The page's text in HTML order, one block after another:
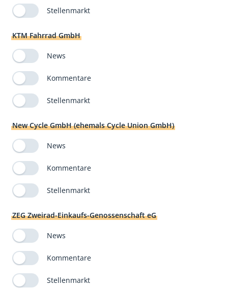
Stellenmarkt
KTM Fahrrad GmbH
News
Kommentare
Stellenmarkt
New Cycle GmbH (ehemals Cycle Union GmbH)
News
Kommentare
Stellenmarkt
ZEG Zweirad-Einkaufs-Genossenschaft eG
News
Kommentare
Stellenmarkt